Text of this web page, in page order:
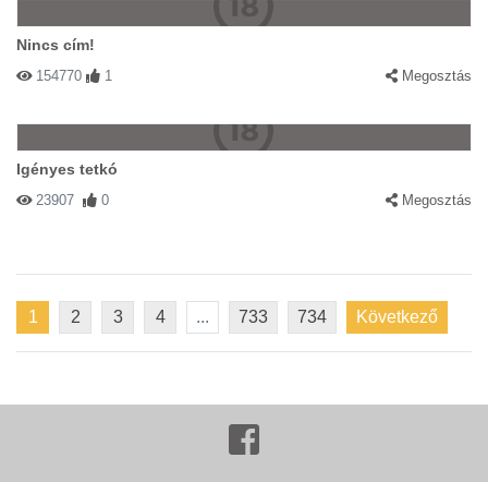
Nincs cím!
154770 1 Megosztás
Igényes tetkó
23907 0 Megosztás
1 2 3 4 ... 733 734 Következő